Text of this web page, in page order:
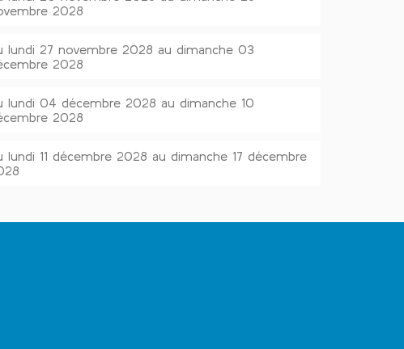
2028
lundi 27 novembre 2028 au dimanche 03
2028
lundi 04 décembre 2028 au dimanche 10
2028
lundi 11 décembre 2028 au dimanche 17 décembre